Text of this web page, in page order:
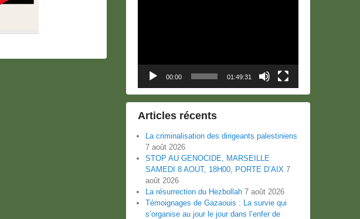
00:00 01:49:31
Articles récents
La criminalisation des dirigeants palestiniens
7 août 2026
STOP AU GENOCIDE, MARSEILLE
SAMEDI 8 AOUT, 18H00, PORTE D’AIX 7
août 2026
La résurrection du Hezbollah 7 août 2026
Témoignages de Gazaouis : La survie qui
s’organise au jour le jour dans l’enfer de